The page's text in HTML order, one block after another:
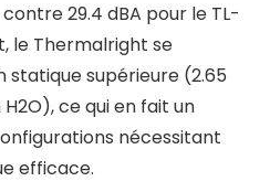
29.4 dBA pour le TL-
le Thermalright se
statique supérieure (2.65
ce qui en fait un
nécessitant
efficace.